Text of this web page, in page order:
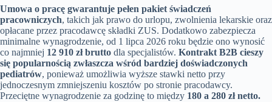
Umowa o pracę gwarantuje pełen pakiet świadczeń
pracowniczych, takich jak prawo do urlopu, zwolnienia lekarskie oraz
opłacane przez pracodawcę składki ZUS. Dodatkowo zabezpiecza
minimalne wynagrodzenie, od 1 lipca 2026 roku będzie ono wynosić
co najmniej 12 910 zł brutto dla specjalistów. Kontrakt B2B cieszy
się popularnością zwłaszcza wśród bardziej doświadczonych
pediatrów, ponieważ umożliwia wyższe stawki netto przy
jednoczesnym zmniejszeniu kosztów po stronie pracodawcy.
Przeciętne wynagrodzenie za godzinę to między 180 a 280 zł netto.